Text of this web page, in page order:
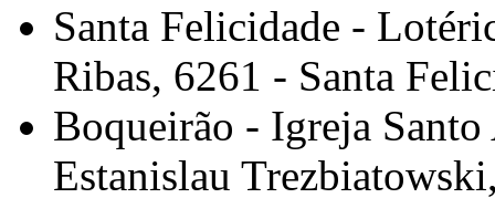
Santa Felicidade -
Ribas, 6261 - Santa
Boqueirão - Igreja
Estanislau